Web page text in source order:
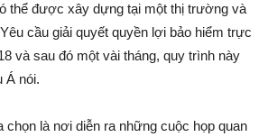
thể được xây dựng tại một thị trường và
cầu giải quyết quyền lợi bảo hiểm trực
và sau đó một vài tháng, quy trình này
Á nói.
là nơi diễn ra những cuộc họp quan